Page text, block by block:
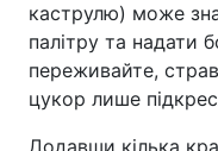
каструлю) може
палітру та надати
переживайте,
цукор лише
Додавши кілька